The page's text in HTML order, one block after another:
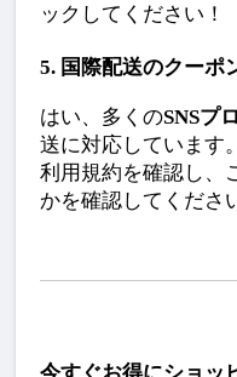
ックしてください！
5. 国際配送のクーポ
はい、多くのSNSプ
送に対応しています
利用規約を確認し、
かを確認してくださ
今すぐお得にショッ